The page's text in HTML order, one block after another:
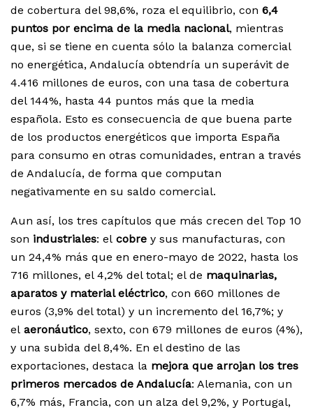
de cobertura del 98,6%, roza el equilibrio, con 6,4
puntos por encima de la media nacional, mientras
que, si se tiene en cuenta sólo la balanza comercial
no energética, Andalucía obtendría un superávit de
4.416 millones de euros, con una tasa de cobertura
del 144%, hasta 44 puntos más que la media
española. Esto es consecuencia de que buena parte
de los productos energéticos que importa España
para consumo en otras comunidades, entran a través
de Andalucía, de forma que computan
negativamente en su saldo comercial.
Aun así, los tres capítulos que más crecen del Top 10
son industriales: el cobre y sus manufacturas, con
un 24,4% más que en enero-mayo de 2022, hasta los
716 millones, el 4,2% del total; el de maquinarias,
aparatos y material eléctrico, con 660 millones de
euros (3,9% del total) y un incremento del 16,7%; y
el aeronáutico, sexto, con 679 millones de euros (4%),
y una subida del 8,4%. En el destino de las
exportaciones, destaca la mejora que arrojan los tres
primeros mercados de Andalucía: Alemania, con un
6,7% más, Francia, con un alza del 9,2%, y Portugal,